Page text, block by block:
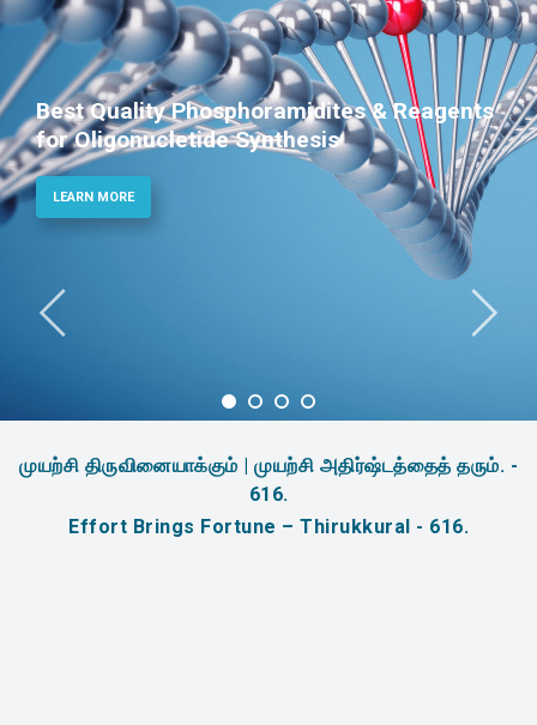
Phosphoramidites for Diagnostic and
Therapeutic Applications
LEARN MORE
முயற்சி திருவினையாக்கும் | முயற்சி அதிர்ஷ்டத்தைத் தரும். -
616.
Effort Brings Fortune – Thirukkural - 616.